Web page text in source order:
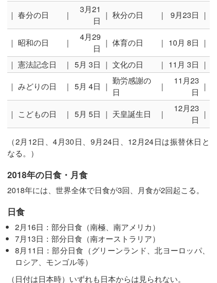
｜ 春分の日 ｜
3月21
日
｜ 秋分の日 ｜ 9月23日 ｜
｜ 昭和の日 ｜
4月29
日
｜ 体育の日 ｜ 10月 8日 ｜
｜ 憲法記念日 ｜ 5月 3日 ｜ 文化の日 ｜ 11月 3日 ｜
｜ みどりの日 ｜ 5月 4日 ｜
勤労感謝の
日
｜
11月23
日
｜
｜ こどもの日 ｜ 5月 5日 ｜ 天皇誕生日 ｜
12月23
日
｜
（2月12日、4月30日、9月24日、12月24日は振替休日と
なる。）
2018年の日食・月食
2018年には、世界全体で日食が3回、月食が2回起こる。
日食
2月16日：部分日食（南極、南アメリカ）
7月13日：部分日食（南オーストラリア）
8月11日：部分日食（グリーンランド、北ヨーロッパ、
ロシア、モンゴル等）
（日付は日本時）いずれも日本からは見られない。